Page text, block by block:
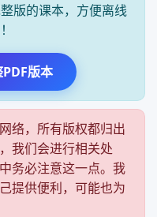
版的课本，方便离线
版本
络，所有版权都归出
我们会进行相关处
务必注意这一点。我
提供便利，可能也为